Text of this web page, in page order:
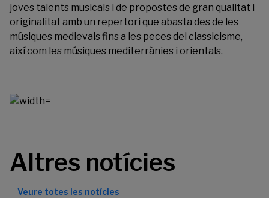
joves talents musicals i de propostes de gran qualitat i
originalitat amb un repertori que abasta des de les
músiques medievals fins a les peces del classicisme,
així com les músiques mediterrànies i orientals.
Altres notícies
Veure totes les notícies